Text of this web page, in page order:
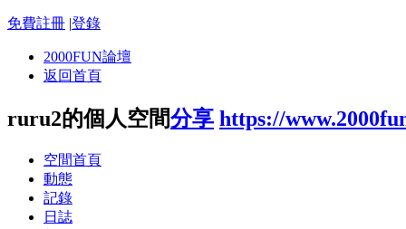
免費註冊 |登錄
2000FUN論壇
返回首頁
ruru2的個人空間分享 https://
空間首頁
動態
記錄
日誌